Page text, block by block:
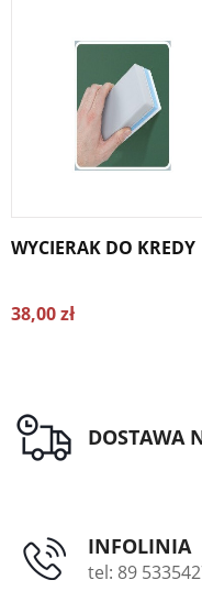
WYCIERAK DO KREDY
38,00 zł
DOSTAWA
INFOLINIA
tel: 89